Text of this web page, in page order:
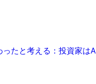
たと考える：投資家は